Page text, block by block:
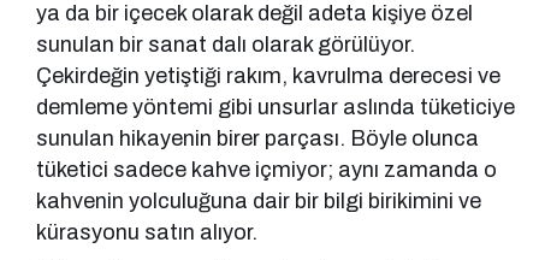
ya da bir içecek olarak değil adeta kişiye özel
sunulan bir sanat dalı olarak görülüyor.
Çekirdeğin yetiştiği rakım, kavrulma derecesi ve
demleme yöntemi gibi unsurlar aslında tüketiciye
sunulan hikayenin birer parçası. Böyle olunca
tüketici sadece kahve içmiyor; aynı zamanda o
kahvenin yolculuğuna dair bir bilgi birikimini ve
kürasyonu satın alıyor.